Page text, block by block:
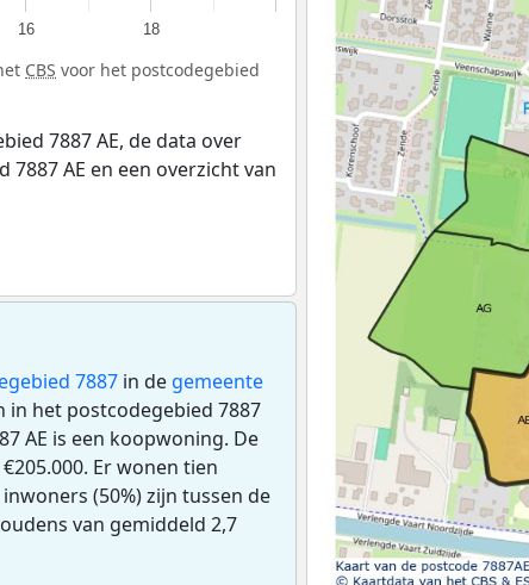
16 18
CBS voor het postcodegebied
7887 AE, de data over
AE en een overzicht van
7887 in de gemeente
in het postcodegebied 7887
AE is een koopwoning. De
Er wonen tien
(50%) zijn tussen de
van gemiddeld 2,7